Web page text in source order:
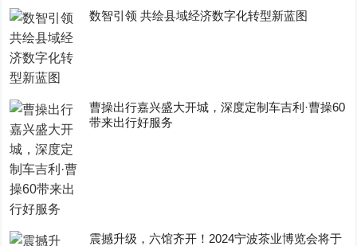
数智引领 共绘县域经济数字化转型新蓝图
曹操出行嘉兴盛大开城，深度定制车吉利·曹操60
带来出行好服务
震撼升级，六馆齐开！2024宁波茶业博览会将于